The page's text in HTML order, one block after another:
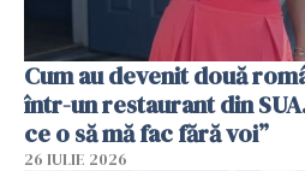
Cum au devenit două
într-un restaurant din
ce o să mă fac fără voi”
26 IULIE 2026